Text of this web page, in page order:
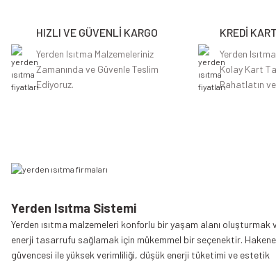
Ürün bilgilerinde hatalar bulunuyor.
Ürün fiyatı diğer sitelerden daha pahalı.
Bu ürüne benzer farklı alternatifler olmalı.
HIZLI VE GÜVENLİ KARGO
Yerden Isıtma Malzemeleriniz
Zamanında ve Güvenle Teslim
Ediyoruz.
KREDİ
Yerden
Kolay Kart
Rahatlatın
Yerden Isıtma Sistemi
Yerden ısıtma malzemeleri konforlu bir yaşam alanı oluşturmak
enerji tasarrufu sağlamak için mükemmel bir seçenektir.
güvencesi ile yüksek verimliliği, düşük enerji tüketimi ve estetik